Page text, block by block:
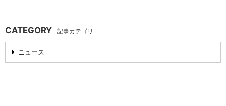
CATEGORY 記事カテゴリ
ニュース